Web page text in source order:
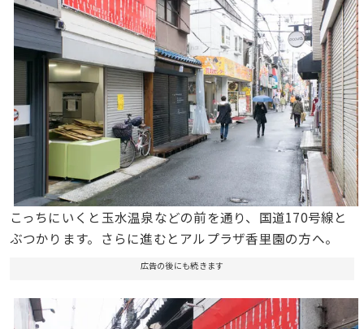
こっちにいくと玉水温泉などの前を通り、国道170号線と
ぶつかります。さらに進むとアルプラザ香里園の方へ。
広告の後にも続きます